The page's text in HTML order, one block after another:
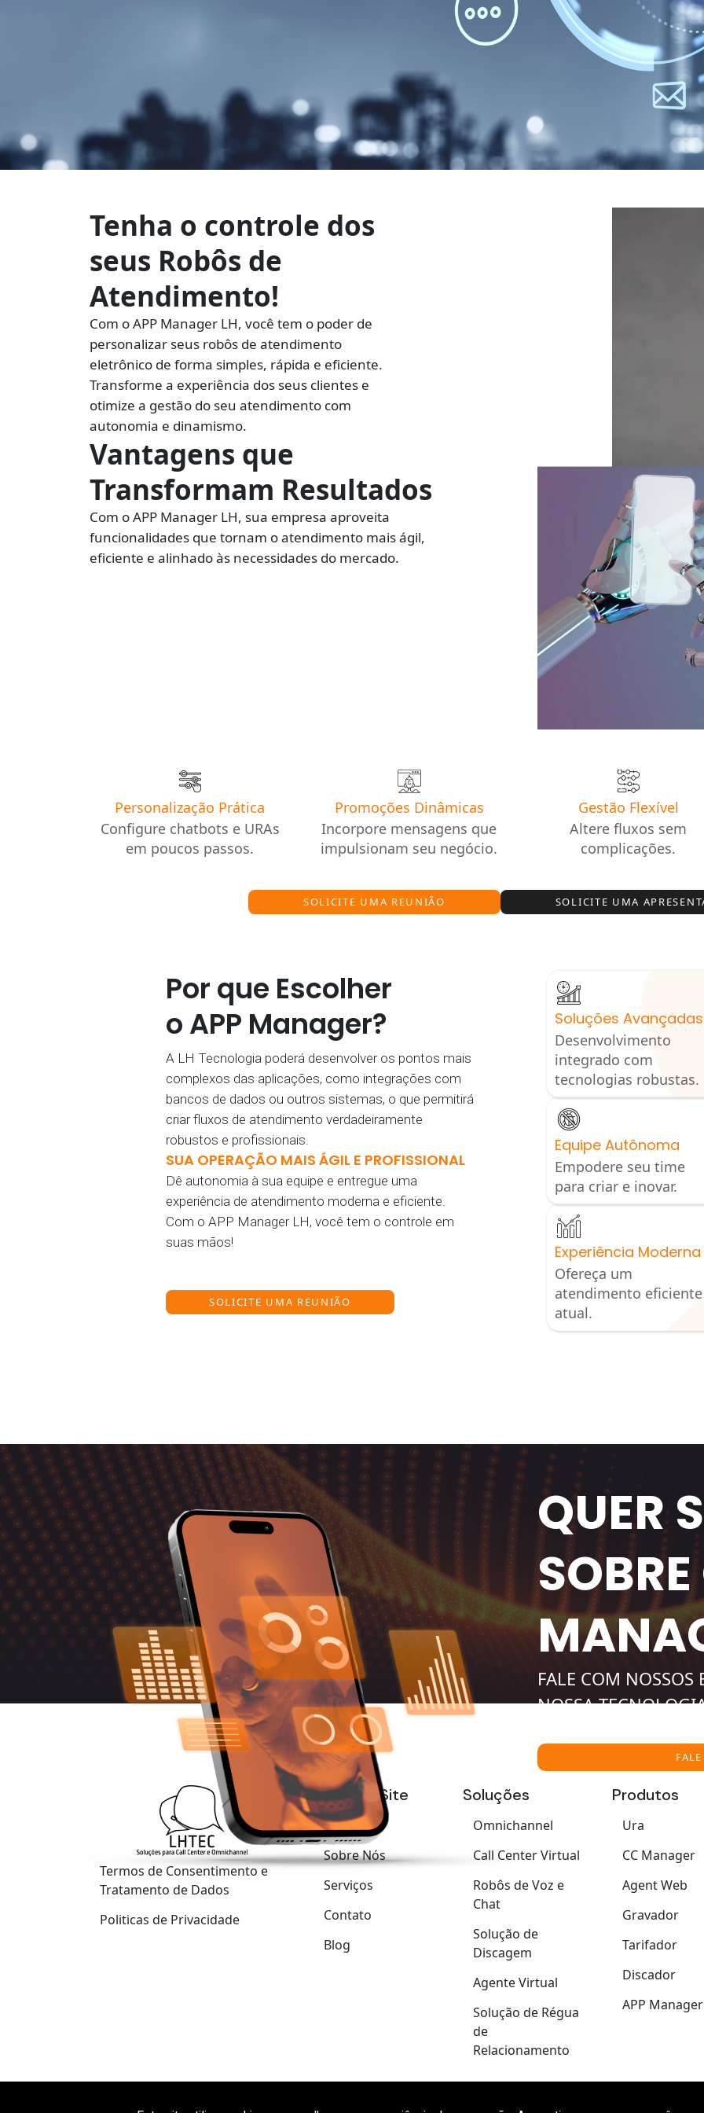
Tenha o controle dos
seus Robôs de
Atendimento!
Com oAPP Manager LH, você tem o poder de
personalizar seus robôs de atendimento
eletrônico de forma simples, rápida e eficiente.
Transforme a experiência dos seus clientes e
otimize a gestão do seu atendimento com
autonomia e dinamismo.
Vantagens que
Transformam Resultados
Com o APP Manager LH, sua empresa aproveita
funcionalidades que tornam o atendimento mais ágil,
eficiente e alinhado às necessidades do mercado.
Personalização Prática
Configure chatbots e URAs
em poucos passos.
Promoções Dinâmicas
Incorpore mensagens que
impulsionam seu negócio.
Gestão Flexível
Altere fluxos sem
complicações.
SOLICITE UMA REUNIÃO SOLICITE UMA
Por que Escolher
o APP Manager?
A LH Tecnologia poderá desenvolver os pontos mais
complexos das aplicações, como integrações com
bancos de dados ou outros sistemas, o que permitirá
criar fluxos de atendimento verdadeiramente
robustos e profissionais.
SUA OPERAÇÃO MAIS ÁGIL E PROFISSIONAL
Dê autonomia à sua equipe e entregue uma
experiência de atendimento moderna e eficiente.
Com o APP Manager LH, você tem o controle em
suas mãos!
SOLICITE UMA REUNIÃO
Soluções Avançadas
Desenvolvimento
integrado com
tecnologias robustas.
Equipe Autônoma
Empodere seu time
para criar e inovar.
Experiência Moderna
Ofereça um
atendimento
atual.
QUER
FALE COM NOSSOS
NOSSA
Termos de Consentimento e
Tratamento de Dados
Politicas de Privacidade
Mapa do Site
Home
Sobre Nós
Serviços
Contato
Blog
Soluções
Omnichannel
Call Center Virtual
Robôs de Voz e
Chat
Solução de
Discagem
Agente Virtual
Solução de Régua
de
Relacionamento
Produtos
Ura
CC Manager
Agent Web
Gravador
Tarifador
Discador
APP Manager